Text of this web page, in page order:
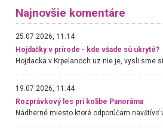
Najnovšie komentáre
25.07.2026, 11:14
Hojdačky v prírode - kde všade sú ukryté?
19.07.2026, 11:44
Rozprávkový les pri kolibe Panoráma